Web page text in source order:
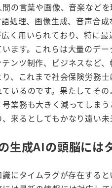
の言葉や画像、音楽など
処理、画像生成、音声合
広く用いられており、特
ます。これらは大量のデ
ンツ制作、ビジネスなど
、これまで社会保険労務
いるのです。果たしてそ
業務も大きく減ってしま
来るとしてもかなり遠い
成AIの頭脳には
にタイムラグが存在する